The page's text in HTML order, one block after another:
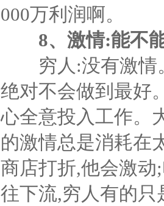
000万利润啊。
8、激情:能不
穷人:没有激情
绝对不会做到最好
心全意投入工作。
的激情总是消耗在
商店打折,他会激
往下流,穷人有的只